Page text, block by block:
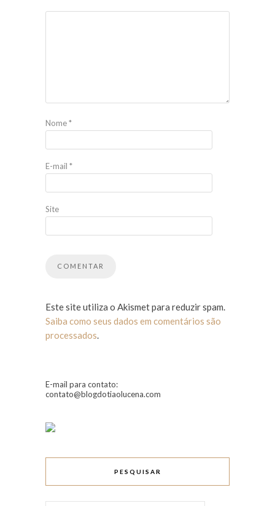
Nome*
E-mail *
Site
Este site utiliza o Akismet para reduzir spam.
Saiba como seus dados em comentários são
processados.
E-mail para contato:
contato@blogdotiaolucena.com
PESQUISAR